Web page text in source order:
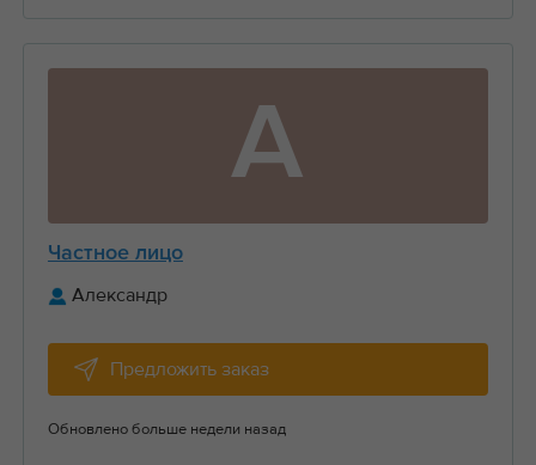
А
Частное лицо
Александр
Предложить заказ
Обновлено больше недели назад